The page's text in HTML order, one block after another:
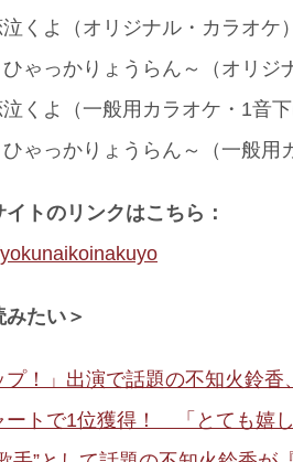
くよ（オリジナル・カラオケ）
ゃっかりょうらん～（オリジ
くよ（一般用カラオケ・1音下
ゃっかりょうらん～（一般用
トのリンクはこちら：
みたい＞
プ！」出演で話題の不知火鈴
ートで1位獲得！ 「とても嬉